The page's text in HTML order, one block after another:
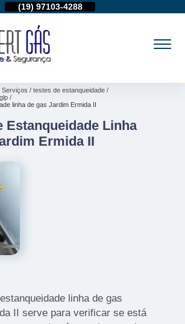
97103-4288
Serviços
testes de estanqueidade
linha de gas Jardim Ermida II
Estanqueidade Linha
Ermida II
linha de gas
II serve para verificar se está